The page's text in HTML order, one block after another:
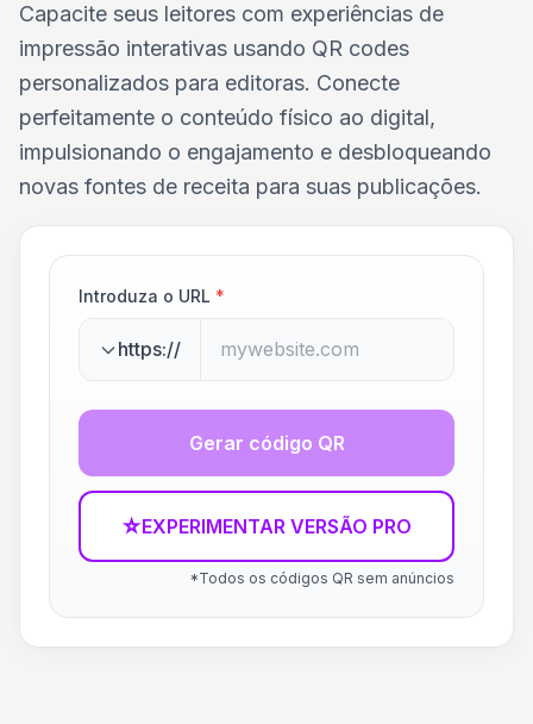
Capacite seus leitores com experiências de
impressão interativas usando QR codes
personalizados para editoras. Conecte
perfeitamente o conteúdo físico ao digital,
impulsionando o engajamento e desbloqueando
novas fontes de receita para suas publicações.
Introduza o URL *
https://
Gerar código QR
☆EXPERIMENTAR VERSÃO PRO
*Todos os códigos QR sem anúncios